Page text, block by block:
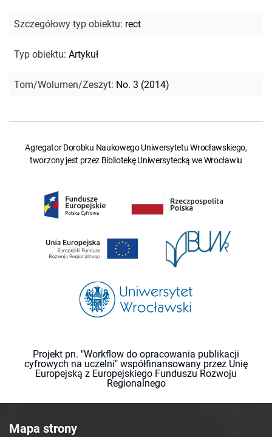
Szczegółowy typ obiektu: rect
Typ obiektu: Artykuł
Tom/Wolumen/Zeszyt: No. 3 (2014)
Agregator Dorobku Naukowego Uniwersytetu Wrocławskiego,
tworzony jest przez Bibliotekę Uniwersytecką we Wrocławiu
Projekt pn. "Workflow do opracowania publikacji
cyfrowych na uczelni" współfinansowany przez Unię
Europejską z Europejskiego Funduszu Rozwoju
Regionalnego
Mapa strony